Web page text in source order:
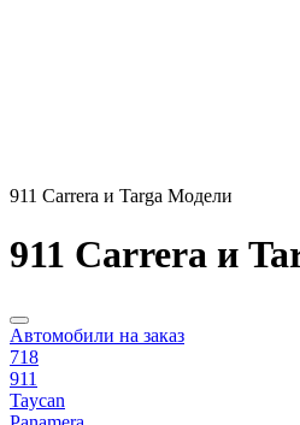
911 Carrera и Targa Модели
911 Carrera и
Автомобили на заказ
718
911
Taycan